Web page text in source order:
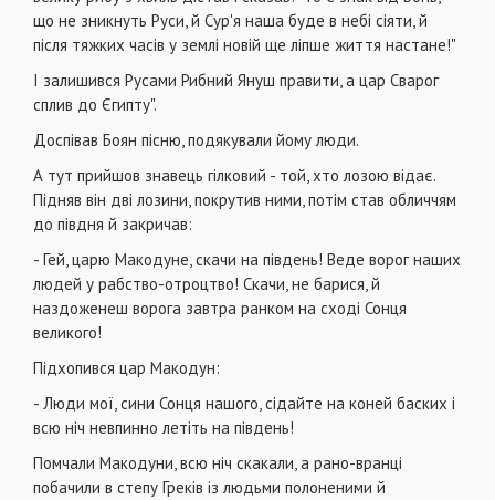
що не зникнуть Руси, й Сур'я наша буде в небі сіяти, й
після тяжких часів у землі новій ще ліпше життя настане!"
І залишився Русами Рибний Януш правити, а цар Сварог
сплив до Єгипту".
Доспівав Боян пісню, подякували йому люди.
А тут прийшов знавець гілковий - той, хто лозою відає.
Підняв він дві лозини, покрутив ними, потім став обличчям
до півдня й закричав:
- Гей, царю Макодуне, скачи на південь! Веде ворог наших
людей у рабство-отроцтво! Скачи, не барися, й
наздоженеш ворога завтра ранком на сході Сонця
великого!
Підхопився цар Макодун:
- Люди мої, сини Сонця нашого, сідайте на коней баских і
всю ніч невпинно летіть на південь!
Помчали Макодуни, всю ніч скакали, а рано-вранці
побачили в степу Греків із людьми полоненими й